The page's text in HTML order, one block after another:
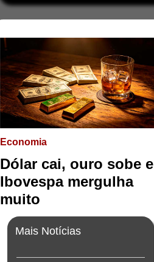
Economia
Dólar cai, ouro sobe e
Ibovespa mergulha
muito
Mais Notícias